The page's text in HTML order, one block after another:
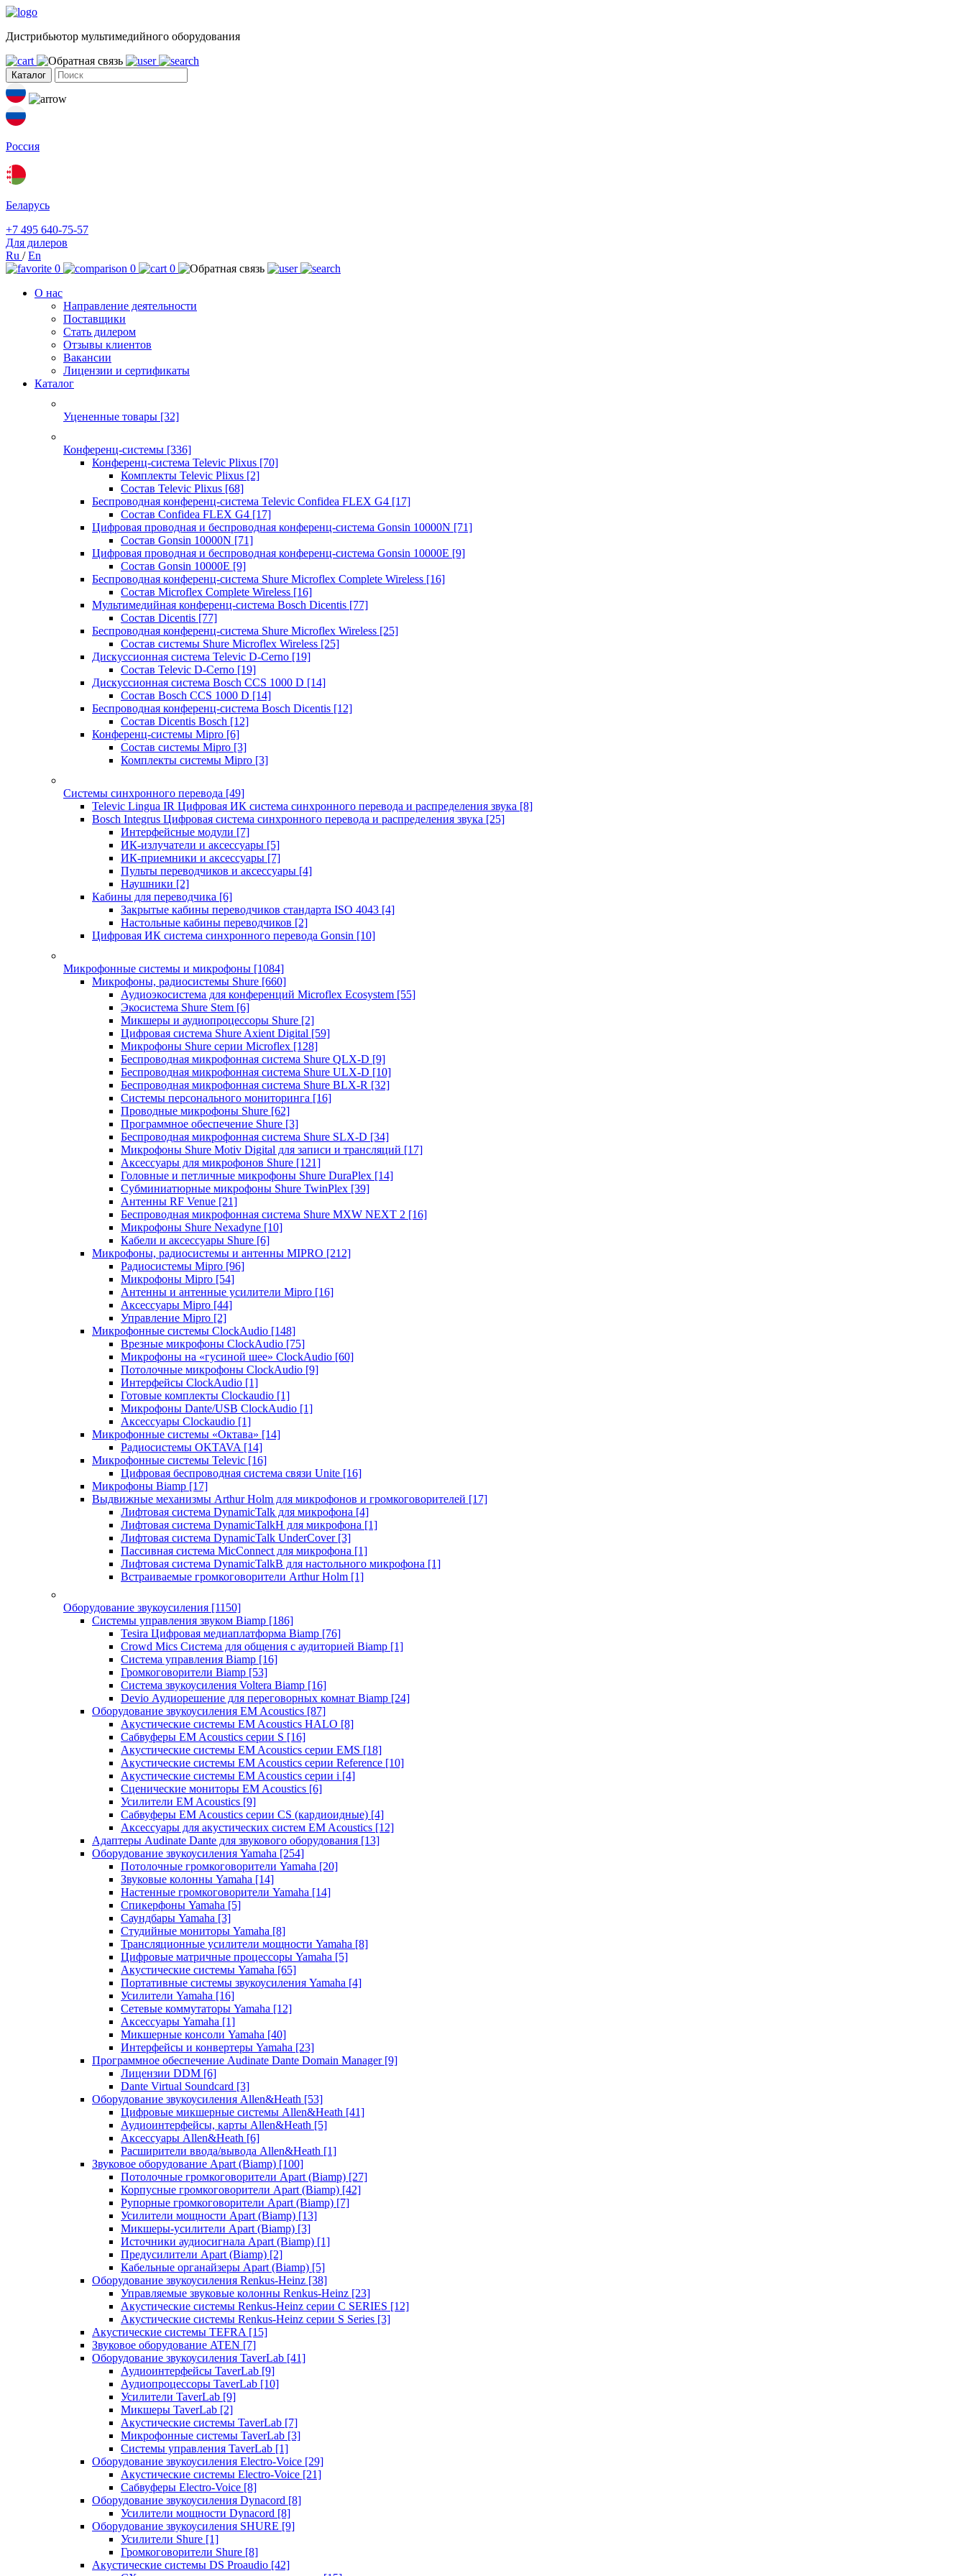
Дистрибьютор мультимедийного оборудования
Каталог
Россия
Беларусь
+7 495 640-75-57
Для дилеров
Ru /En
0
0
0
О нас
Направление деятельности
Поставщики
Стать дилером
Отзывы клиентов
Вакансии
Лицензии и сертификаты
Каталог
Уцененные товары [32]
Конференц-системы [336]
Конференц-система Televic Plixus [70]
Комплекты Televic Plixus [2]
Состав Televic Plixus [68]
Беспроводная конференц-система Televic Confidea FLEX G4 [17]
Состав Confidea FLEX G4 [17]
Цифровая проводная и беспроводная конференц-система Gonsin 10000N [71]
Состав Gonsin 10000N [71]
Цифровая проводная и беспроводная конференц-система Gonsin 10000E [9]
Состав Gonsin 10000E [9]
Беспроводная конференц-система Shure Microflex Complete Wireless [16]
Состав Microflex Complete Wireless [16]
Мультимедийная конференц-система Bosch Dicentis [77]
Состав Dicentis [77]
Беспроводная конференц-система Shure Microflex Wireless [25]
Состав системы Shure Microflex Wireless [25]
Дискуссионная система Televic D-Cerno [19]
Состав Televic D-Cerno [19]
Дискуссионная система Bosch CCS 1000 D [14]
Состав Bosch CCS 1000 D [14]
Беспроводная конференц-система Bosch Dicentis [12]
Состав Dicentis Bosch [12]
Конференц-системы Mipro [6]
Состав системы Mipro [3]
Комплекты системы Mipro [3]
Системы синхронного перевода [49]
Televic Lingua IR Цифровая ИК система синхронного перевода и распределения звука [8]
Bosch Integrus Цифровая система синхронного перевода и распределения звука [25]
Интерфейсные модули [7]
ИК-излучатели и аксессуары [5]
ИК-приемники и аксессуары [7]
Пульты переводчиков и аксессуары [4]
Наушники [2]
Кабины для переводчика [6]
Закрытые кабины переводчиков стандарта ISO 4043 [4]
Настольные кабины переводчиков [2]
Цифровая ИК система синхронного перевода Gonsin [10]
Микрофонные системы и микрофоны [1084]
Микрофоны, радиосистемы Shure [660]
Аудиоэкосистема для конференций Microflex Ecosystem [55]
Экосистема Shure Stem [6]
Микшеры и аудиопроцессоры Shure [2]
Цифровая система Shure Axient Digital [59]
Микрофоны Shure серии Microflex [128]
Беспроводная микрофонная система Shure QLX-D [9]
Беспроводная микрофонная система Shure ULX-D [10]
Беспроводная микрофонная система Shure BLX-R [32]
Системы персонального мониторинга [16]
Проводные микрофоны Shure [62]
Программное обеспечение Shure [3]
Беспроводная микрофонная система Shure SLX-D [34]
Микрофоны Shure Motiv Digital для записи и трансляций [17]
Аксессуары для микрофонов Shure [121]
Головные и петличные микрофоны Shure DuraPlex [14]
Субминиатюрные микрофоны Shure TwinPlex [39]
Антенны RF Venue [21]
Беспроводная микрофонная система Shure MXW NEXT 2 [16]
Микрофоны Shure Nexadyne [10]
Кабели и аксессуары Shure [6]
Микрофоны, радиосистемы и антенны MIPRO [212]
Радиосистемы Mipro [96]
Микрофоны Mipro [54]
Антенны и антенные усилители Mipro [16]
Аксессуары Mipro [44]
Управление Mipro [2]
Микрофонные системы ClockAudio [148]
Врезные микрофоны ClockAudio [75]
Микрофоны на «гусиной шее» ClockAudio [60]
Потолочные микрофоны ClockAudio [9]
Интерфейсы ClockAudio [1]
Готовые комплекты Clockaudio [1]
Микрофоны Dante/USB ClockAudio [1]
Аксессуары Clockaudio [1]
Микрофонные системы «Октава» [14]
Радиосистемы OKTAVA [14]
Микрофонные системы Televic [16]
Цифровая беспроводная система связи Unite [16]
Микрофоны Biamp [17]
Выдвижные механизмы Arthur Holm для микрофонов и громкоговорителей [17]
Лифтовая система DynamicTalk для микрофона [4]
Лифтовая система DynamicTalkH для микрофона [1]
Лифтовая система DynamicTalk UnderCover [3]
Пассивная система MicConnect для микрофона [1]
Лифтовая система DynamicTalkB для настольного микрофона [1]
Встраиваемые громкоговорители Arthur Holm [1]
Оборудование звукоусиления [1150]
Системы управления звуком Biamp [186]
Tesira Цифровая медиаплатформа Biamp [76]
Crowd Mics Система для общения с аудиторией Biamp [1]
Система управления Biamp [16]
Громкоговорители Biamp [53]
Система звукоусиления Voltera Biamp [16]
Devio Аудиорешение для переговорных комнат Biamp [24]
Оборудование звукоусиления EM Acoustics [87]
Акустические системы EM Acoustics HALO [8]
Сабвуферы EM Acoustics серии S [16]
Акустические системы EM Acoustics серии EMS [18]
Акустические системы EM Acoustics серии Reference [10]
Акустические системы EM Acoustics серии i [4]
Сценические мониторы EM Acoustics [6]
Усилители EM Acoustics [9]
Сабвуферы EM Acoustics серии CS (кардиоидные) [4]
Аксессуары для акустических систем EM Acoustics [12]
Адаптеры Audinate Dante для звукового оборудования [13]
Оборудование звукоусиления Yamaha [254]
Потолочные громкоговорители Yamaha [20]
Звуковые колонны Yamaha [14]
Настенные громкоговорители Yamaha [14]
Спикерфоны Yamaha [5]
Саундбары Yamaha [3]
Студийные мониторы Yamaha [8]
Трансляционные усилители мощности Yamaha [8]
Цифровые матричные процессоры Yamaha [5]
Акустические системы Yamaha [65]
Портативные системы звукоусиления Yamaha [4]
Усилители Yamaha [16]
Сетевые коммутаторы Yamaha [12]
Аксессуары Yamaha [1]
Микшерные консоли Yamaha [40]
Интерфейсы и конвертеры Yamaha [23]
Программное обеспечение Audinate Dante Domain Manager [9]
Лицензии DDM [6]
Dante Virtual Soundcard [3]
Оборудование звукоусиления Allen&Heath [53]
Цифровые микшерные системы Allen&Heath [41]
Аудиоинтерфейсы, карты Allen&Heath [5]
Аксессуары Allen&Heath [6]
Расширители ввода/вывода Allen&Heath [1]
Звуковое оборудование Apart (Biamp) [100]
Потолочные громкоговорители Apart (Biamp) [27]
Корпусные громкоговорители Apart (Biamp) [42]
Рупорные громкоговорители Apart (Biamp) [7]
Усилители мощности Apart (Biamp) [13]
Микшеры-усилители Apart (Biamp) [3]
Источники аудиосигнала Apart (Biamp) [1]
Предусилители Apart (Biamp) [2]
Кабельные органайзеры Apart (Biamp) [5]
Оборудование звукоусиления Renkus-Heinz [38]
Управляемые звуковые колонны Renkus-Heinz [23]
Акустические системы Renkus-Heinz серии C SERIES [12]
Акустические системы Renkus-Heinz серии S Series [3]
Акустические системы TEFRA [15]
Звуковое оборудование ATEN [7]
Оборудование звукоусиления TaverLab [41]
Аудиоинтерфейсы TaverLab [9]
Аудиопроцессоры TaverLab [10]
Усилители TaverLab [9]
Микшеры TaverLab [2]
Акустические системы TaverLab [7]
Микрофонные системы TaverLab [3]
Системы управления TaverLab [1]
Оборудование звукоусиления Electro-Voice [29]
Акустические системы Electro-Voice [21]
Сабвуферы Electro-Voice [8]
Оборудование звукоусиления Dynacord [8]
Усилители мощности Dynacord [8]
Оборудование звукоусиления SHURE [9]
Усилители Shure [1]
Громкоговорители Shure [8]
Акустические системы DS Proaudio [42]